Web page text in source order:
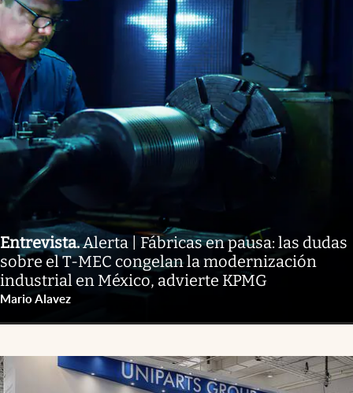
Entrevista.Alerta | Fábricas en pausa: las dudas
sobre el T-MEC congelan la modernización
industrial en México, advierte KPMG
Mario Alavez